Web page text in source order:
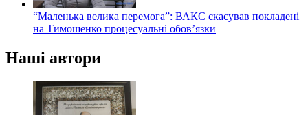
“Маленька велика перемога”: ВАКС скасував покладені
на Тимошенко процесуальні обов’язки
Наші автори